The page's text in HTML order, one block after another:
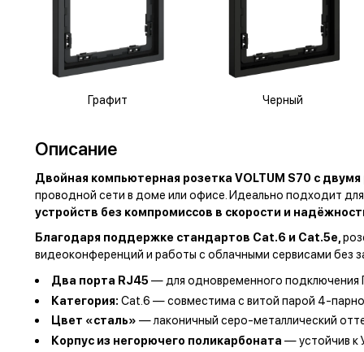
Графит Черный
Описание
Двойная компьютерная розетка VOLTUM S70 с
проводной сети в доме или офисе. Идеально подходит
устройств без компромиссов в скорости и
Благодаря поддержке стандартов Cat.6 и Cat.5e,
видеоконференций и работы с облачными сервисами без
Два порта RJ45 — для одновременного подключения
Категория: Cat.6 — совместима с витой парой 4-
Цвет «сталь» — лаконичный серо-металлический
Корпус из негорючего поликарбоната— устойчив к